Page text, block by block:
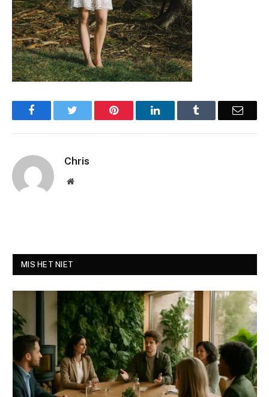
Facebook Pinterest LinkedIn Email
Chris
Website
MIS HET NIET